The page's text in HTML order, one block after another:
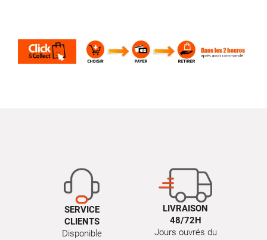
SERVICE
CLIENTS
Disponible
LIVRAISON
48/72H
Jours ouvrés du